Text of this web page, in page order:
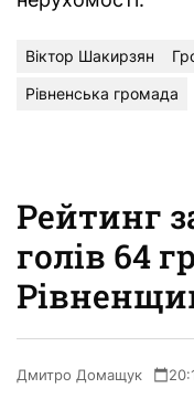
Віктор Шакирзян
Рівненська громада
Рейтинг
голів 64
Дмитро Домащук